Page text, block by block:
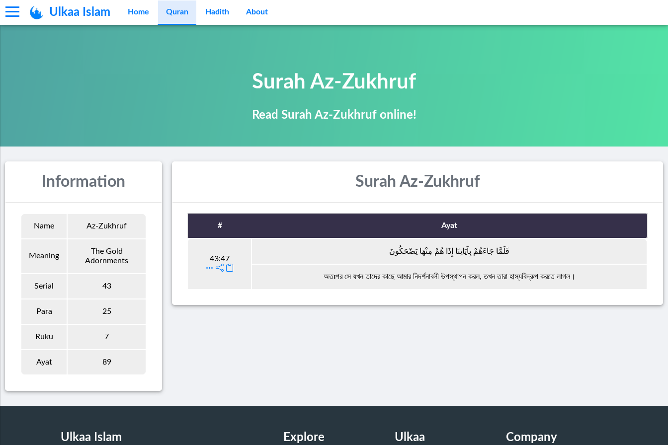
Ulkaa Islam Home Quran Hadith About
Surah Az-Zukhruf
Read Surah Az-Zukhruf online!
Information
Name Az-Zukhruf
Meaning
The Gold
Adornments
Serial 43
Para 25
Ruku 7
Ayat 89
Surah Az-Zukhruf
# Ayat
43:47
فَلَمَّا جَاءَهُمْ بِآيَاتِنَا إِذَا هُمْ مِنْهَا يَضْحَكُونَ
অতঃপর সে যখন তাদের কাছে আমার নিদর্শনাবলী উপস্থাপন করল, তখন তারা হাস্যবিদ্রুপ করতে লাগল।
Ulkaa Islam Explore Ulkaa Company